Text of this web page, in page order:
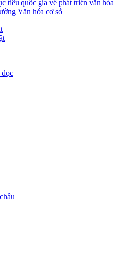
tiêu quốc gia về phát triển văn hóa
Văn hóa cơ sở
đọc